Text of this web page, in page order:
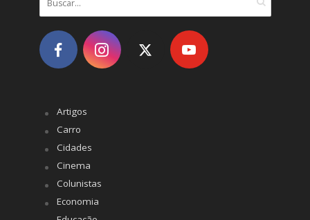
Artigos
Carro
Cidades
Cinema
Colunistas
Economia